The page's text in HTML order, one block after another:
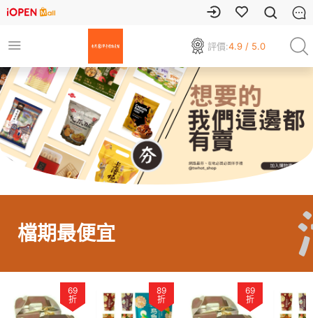
評價:4.9 / 5.0
檔期最便宜
折
89
折
折